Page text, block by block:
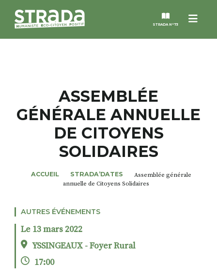
Menu
STRADA N°73
MAGAZINES
NOS THÈMES
STRADA’DATES
ALTER STRADA
ASSEMBLÉE
GÉNÉRALE ANNUELLE
DE CITOYENS
SOLIDAIRES
ACCUEIL STRADA’DATES
Assemblée générale
annuelle de Citoyens Solidaires
AUTRES ÉVÉNEMENTS
Le 13 mars 2022
YSSINGEAUX - Foyer Rural
17:00